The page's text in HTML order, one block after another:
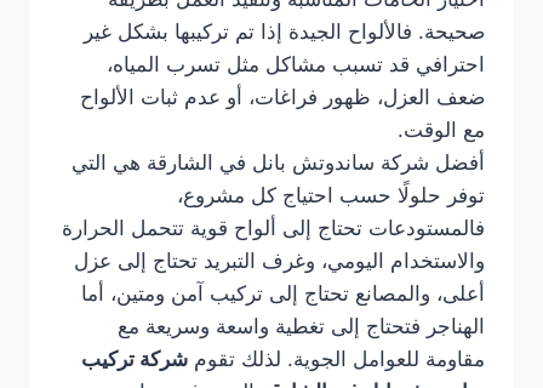
صحيحة. فالألواح الجيدة إذا تم تركيبها بشكل غير
احترافي قد تسبب مشاكل مثل تسرب المياه،
ضعف العزل، ظهور فراغات، أو عدم ثبات الألواح
مع الوقت.
أفضل شركة ساندوتش بانل في الشارقة هي التي
توفر حلولًا حسب احتياج كل مشروع،
فالمستودعات تحتاج إلى ألواح قوية تتحمل الحرارة
والاستخدام اليومي، وغرف التبريد تحتاج إلى عزل
أعلى، والمصانع تحتاج إلى تركيب آمن ومتين، أما
الهناجر فتحتاج إلى تغطية واسعة وسريعة مع
مقاومة للعوامل الجوية. لذلك تقوم شركة تركيب